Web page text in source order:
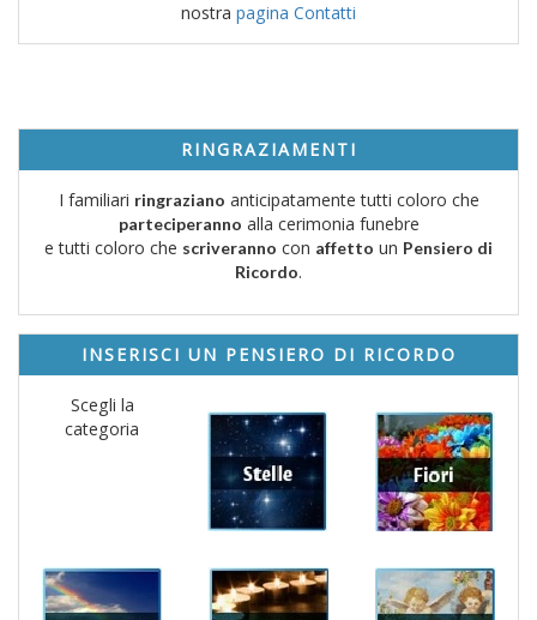
nostra pagina Contatti
RINGRAZIAMENTI
I familiari ringraziano anticipatamente tutti coloro che
parteciperanno alla cerimonia funebre
e tutti coloro che scriveranno con affetto un Pensiero di
Ricordo.
INSERISCI UN PENSIERO DI RICORDO
Scegli la
categoria